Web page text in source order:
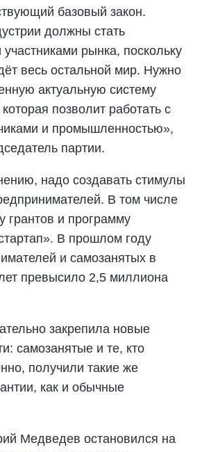
базовый закон.
должны стать
рынка, поскольку
весь остальной мир. Нужно
актуальную систему
которая позволит работать с
и промышленностью»,
партии.
надо создавать стимулы
В том числе
грантов и программу
В прошлом году
и самозанятых в
превысило 2,5 миллиона
закрепила новые
самозанятые и те, кто
получили такие же
как и обычные
Медведев остановился на